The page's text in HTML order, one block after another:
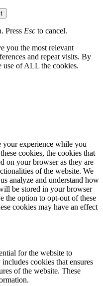
Press Esc to cancel.
you the most relevant
and repeat visits. By
use of ALL the cookies.
your experience while you
cookies, the cookies that
on your browser as they are
of the website. We
analyze and understand how
be stored in your browser
the option to opt-out of these
cookies may have an effect
for the website to
cookies that ensures
of the website. These